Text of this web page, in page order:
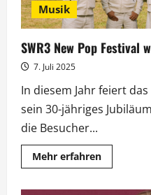
Musik
SWR3 New Pop Festival
7. Juli 2025
In diesem Jahr feiert das
sein 30-jähriges
die Besucher...
Mehr erfahrenMehr